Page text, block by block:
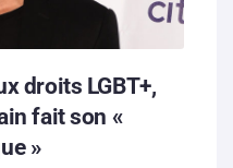
droits LGBT+,
fait son «
»